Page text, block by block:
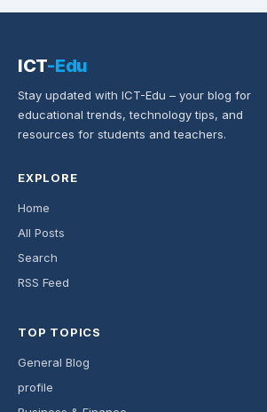
ICT-Edu
Stay updated with ICT-Edu – your blog for
educational trends, technology tips, and
resources for students and teachers.
EXPLORE
Home
All Posts
Search
RSS Feed
TOP TOPICS
General Blog
profile